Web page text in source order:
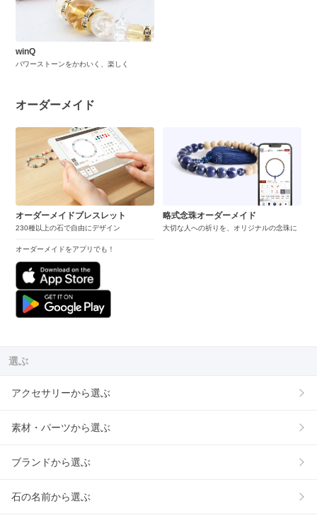
winQ
パワーストーンをかわいく、楽しく
オーダーメイド
オーダーメイドブレスレット
230種以上の石で自由にデザイン
オーダーメイドをアプリでも！
略式念珠オーダーメイド
大切な人への祈りを、オリジナルの念珠に
選ぶ
アクセサリーから選ぶ
素材・パーツから選ぶ
ブランドから選ぶ
石の名前から選ぶ